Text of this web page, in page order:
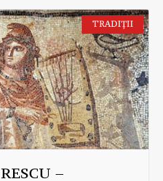
TRADIȚII
–